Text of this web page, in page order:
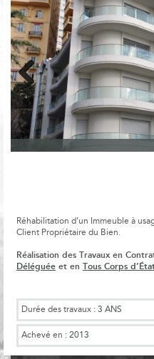
Previous
Réhabilitation d’un Immeuble à
Client Propriétaire du Bien.
Réalisation des Travaux en
Déléguée et en Tous Corps
Durée des travaux : 3 ANS
Achevé en : 2013